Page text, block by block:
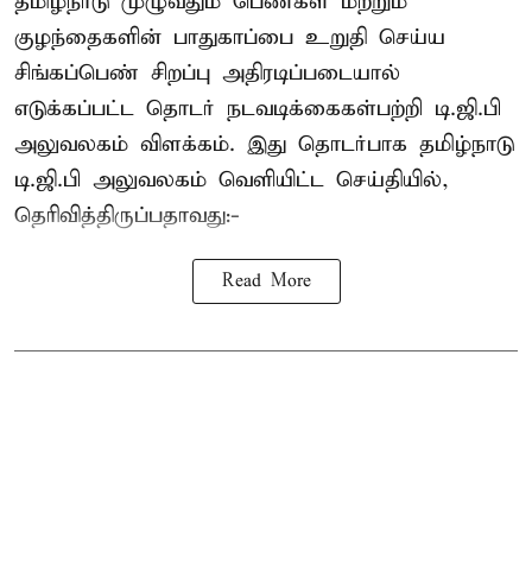
குழந்தைகளின் பாதுகாப்பை உறுதி செய்ய
சிங்கப்பெண் சிறப்பு அதிரடிப்படையால்
எடுக்கப்பட்ட தொடர் நடவடிக்கைகள்பற்றி டி.ஜி.பி
அலுவலகம் விளக்கம். இது தொடர்பாக தமிழ்நாடு
டி.ஜி.பி அலுவலகம் வெளியிட்ட செய்தியில்,
தெரிவித்திருப்பதாவது:-
Read More